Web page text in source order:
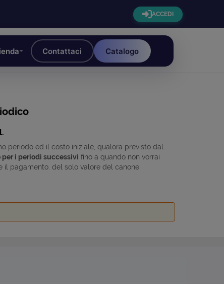
ACCEDI
Contattaci Catalogo
periodo ed il costo iniziale, qualora previsto dal
per i periodi successivi fino a quando non vorrai
pagamento. del solo valore del canone.